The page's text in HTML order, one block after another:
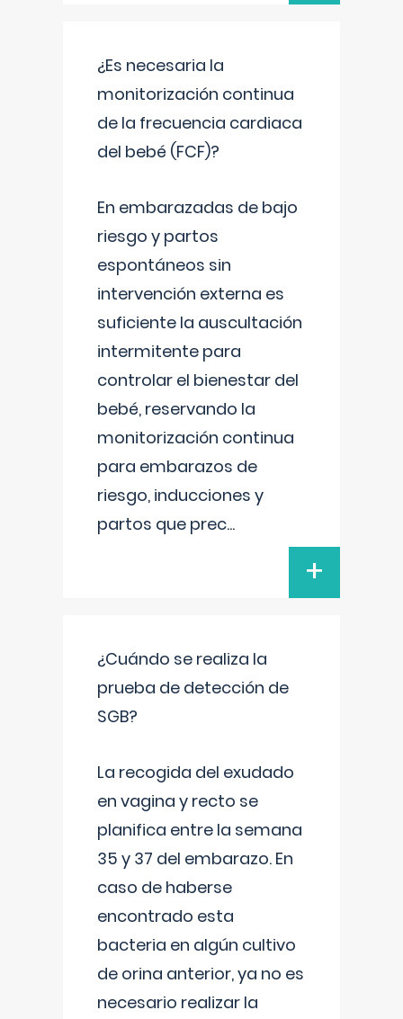
¿Es necesaria la
monitorización continua
de la frecuencia cardiaca
del bebé (FCF)?
En embarazadas de bajo
riesgo y partos
espontáneos sin
intervención externa es
suficiente la auscultación
intermitente para
controlar el bienestar del
bebé, reservando la
monitorización continua
para embarazos de
riesgo, inducciones y
partos que prec...
+
¿Cuándo se realiza la
prueba de detección de
SGB?
La recogida del exudado
en vagina y recto se
planifica entre la semana
35 y 37 del embarazo. En
caso de haberse
encontrado esta
bacteria en algún cultivo
de orina anterior, ya no es
necesario realizar la